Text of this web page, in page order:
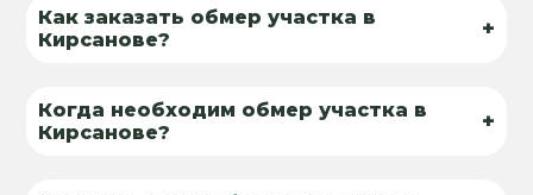
Как заказать обмер участка в
Кирсанове?
+
Когда необходим обмер участка в
Кирсанове?
+